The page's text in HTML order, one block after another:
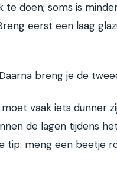
te doen; soms is
eerst een laag
breng je de
vaak iets dunner
de lagen tijdens
tip: meng een beetje